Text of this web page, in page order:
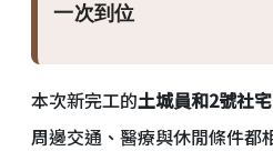
一次到位
本次新完工的土城員和2號社宅
周邊交通、醫療與休閒條件都